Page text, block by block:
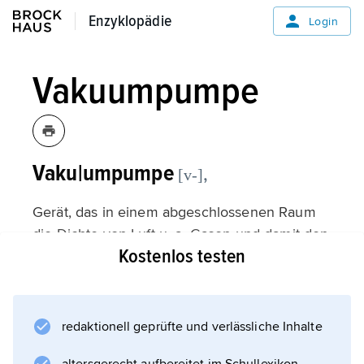
Enzyklopädie
Enzyklopädie Login
Vakuumpumpe
Vaku|umpumpe [v-],
Gerät, das in einem abgeschlossenen Raum
die Dichte von Luft u. a. Gasen und damit den
Druck erniedrigt und so der Erzeugung,
Vakuum
Kostenlos testen
redaktionell geprüfte und verlässliche Inhalte